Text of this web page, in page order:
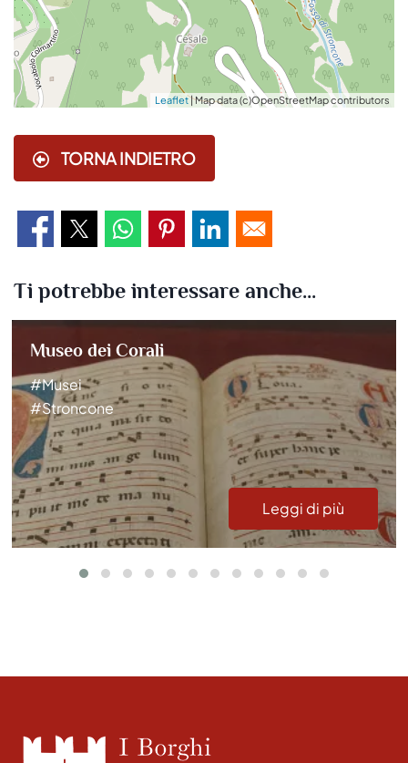
Leaflet| Map data (c)OpenStreetMap contributors
TORNA INDIETRO
Ti potrebbe interessare anche...
Museo dei Corali
#Musei
#Stroncone
Leggi di più